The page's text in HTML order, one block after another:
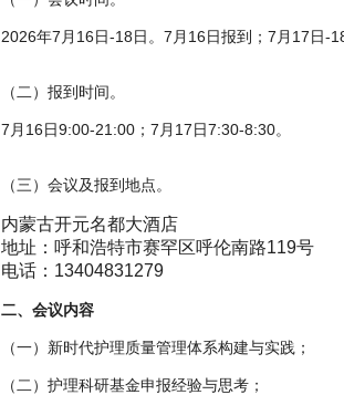
2026年7月16日-18日。7月16日报到；7月17日-
（二）报到时间。
7月16日9:00-21:00；7月17日7:30-8:30。
（三）会议及报到地点。
内蒙古开元名都大酒店
地址：呼和浩特市赛罕区呼伦南路119号
电话：13404831279
二、会议内容
（一）新时代护理质量管理体系构建与实践；
（二）护理科研基金申报经验与思考；